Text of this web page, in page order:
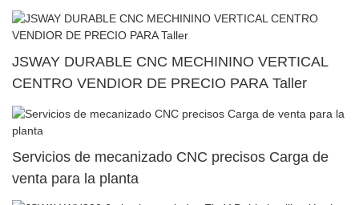
JSWAY DURABLE CNC MECHININO VERTICAL
CENTRO VENDIOR DE PRECIO PARA Taller
Servicios de mecanizado CNC precisos Carga de
venta para la planta